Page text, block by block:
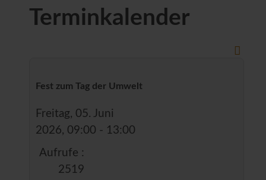
Terminkalender
Fest zum Tag der Umwelt
Freitag, 05. Juni
2026, 09:00 - 13:00
Aufrufe :
2519